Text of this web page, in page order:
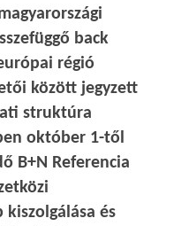
back
régió
között jegyzett
struktúra
október 1-től
B+N Referencia
és